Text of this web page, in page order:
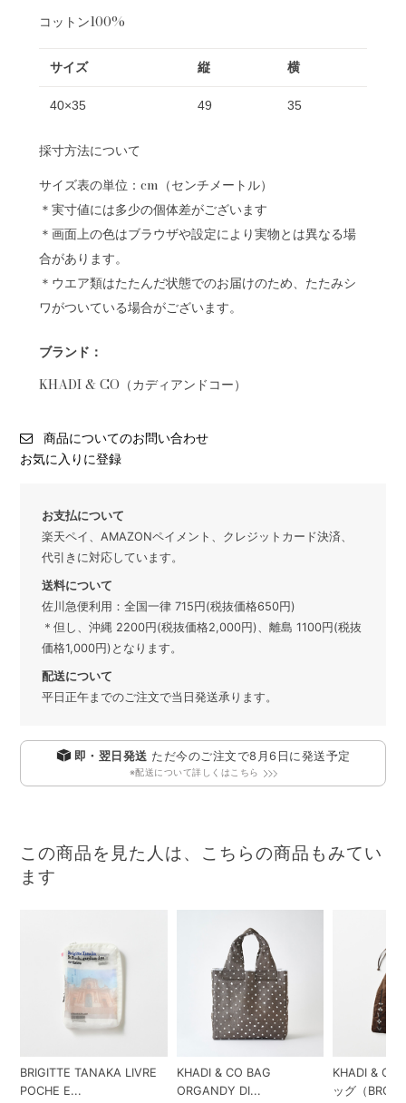
コットン100%
サイズ 縦 横
40×35 49 35
採寸方法について
サイズ表の単位：cm（センチメートル）
＊実寸値には多少の個体差がございます
＊画面上の色はブラウザや設定により実物とは異なる場
合があります。
＊ウエア類はたたんだ状態でのお届けのため、たたみシ
ワがついている場合がございます。
ブランド：
KHADI & CO（カディアンドコー）
商品についてのお問い合わせ
お気に入りに登録
お支払について
楽天ペイ、AMAZONペイメント、クレジットカード決済、
代引きに対応しています。
送料について
佐川急便利用：全国一律 715円(税抜価格650円)
＊但し、沖縄 2200円(税抜価格2,000円)、離島 1100円(税抜
価格1,000円)となります。
配送について
平日正午までのご注文で当日発送承ります。
即・翌日発送 ただ今のご注文で8月6日 に発送予定
※配送について詳しくはこちら
この商品を見た人は、こちらの商品もみてい
ます
BRIGITTE TANAKA LIVRE
POCHE E...
KHADI & CO BAG
ORGANDY DI...
KHADI & CO
ッグ（